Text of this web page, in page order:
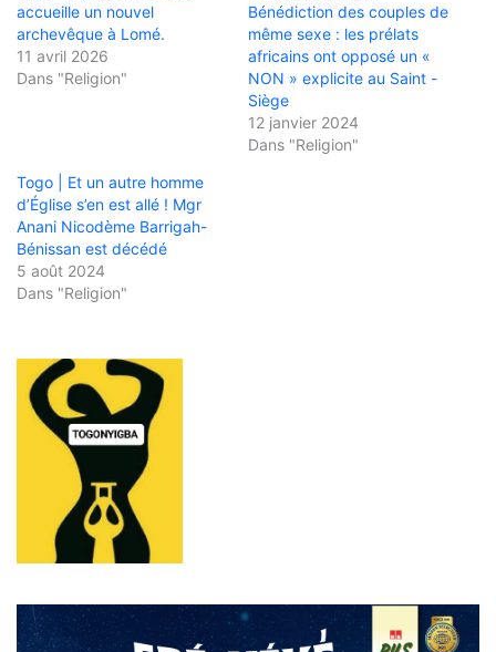
accueille un nouvel
archevêque à Lomé.
11 avril 2026
Dans "Religion"
Bénédiction des couples de
même sexe : les prélats
africains ont opposé un «
NON » explicite au Saint -
Siège
12 janvier 2024
Dans "Religion"
Togo | Et un autre homme
d’Église s’en est allé ! Mgr
Anani Nicodème Barrigah-
Bénissan est décédé
5 août 2024
Dans "Religion"